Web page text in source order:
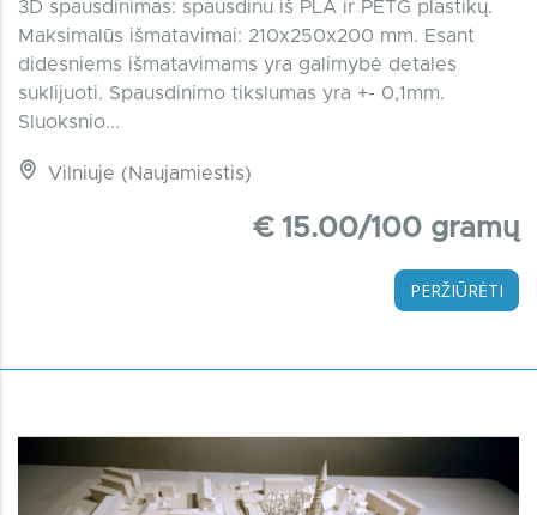
3D spausdinimas: spausdinu iš PLA ir PETG plastikų.
Maksimalūs išmatavimai: 210x250x200 mm. Esant
didesniems išmatavimams yra galimybė detales
suklijuoti. Spausdinimo tikslumas yra +- 0,1mm.
Sluoksnio...
Vilniuje (Naujamiestis)
€ 15.00/100 gramų
PERŽIŪRĖTI